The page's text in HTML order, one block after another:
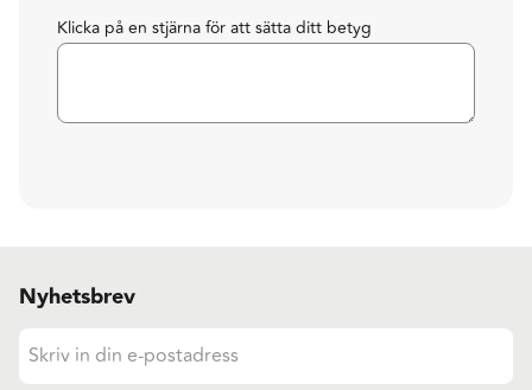
Klicka på en stjärna för att sätta ditt betyg
Nyhetsbrev